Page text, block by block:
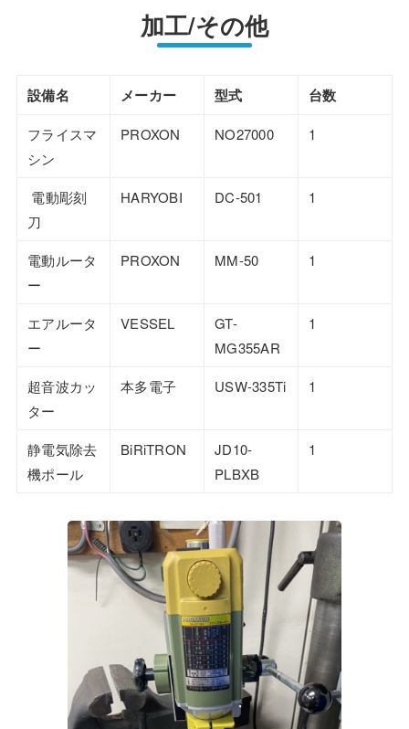
加工/その他
設備名 メーカー 型式 台数
フライスマ
シン
PROXON NO27000 1
電動彫刻
刀
HARYOBI DC-501 1
電動ルータ
ー
PROXON MM-50 1
エアルータ
ー
VESSEL
GT-
MG355AR
1
超音波カッ
ター
本多電子 USW-335Ti 1
静電気除去
機ポール
BiRiTRON
JD10-
PLBXB
1